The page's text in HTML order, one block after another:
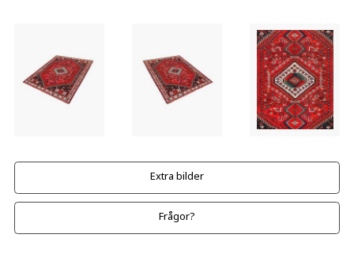
Extra bilder
Frågor?